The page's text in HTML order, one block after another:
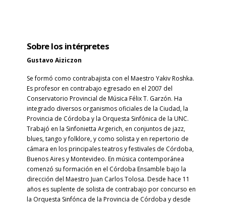
Sobre los intérpretes
Gustavo Aiziczon
Se formó como contrabajista con el Maestro Yakiv Roshka.
Es profesor en contrabajo egresado en el 2007 del
Conservatorio Provincial de Música Félix T. Garzón. Ha
integrado diversos organismos oficiales de la Ciudad, la
Provincia de Córdoba y la Orquesta Sinfónica de la UNC.
Trabajó en la Sinfonietta Argerich, en conjuntos de jazz,
blues, tango y folklore, y como solista y en repertorio de
cámara en los principales teatros y festivales de Córdoba,
Buenos Aires y Montevideo. En música contemporánea
comenzó su formación en el Córdoba Ensamble bajo la
dirección del Maestro Juan Carlos Tolosa. Desde hace 11
años es suplente de solista de contrabajo por concurso en
la Orquesta Sinfónca de la Provincia de Córdoba y desde